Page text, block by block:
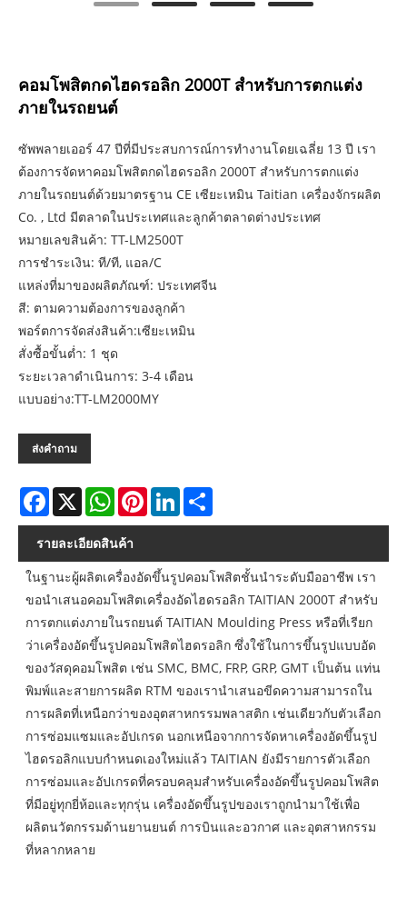
คอมโพสิตกดไฮดรอลิก 2000T สำหรับการตกแต่ง
ภายในรถยนต์
ซัพพลายเออร์ 47 ปีที่มีประสบการณ์การทำงานโดยเฉลี่ย 13 ปี เรา
ต้องการจัดหาคอมโพสิตกดไฮดรอลิก 2000T สำหรับการตกแต่ง
ภายในรถยนต์ด้วยมาตรฐาน CE เซียะเหมิน Taitian เครื่องจักรผลิต
Co. , Ltd มีตลาดในประเทศและลูกค้าตลาดต่างประเทศ
หมายเลขสินค้า: TT-LM2500T
การชำระเงิน: ที/ที, แอล/C
แหล่งที่มาของผลิตภัณฑ์: ประเทศจีน
สี: ตามความต้องการของลูกค้า
พอร์ตการจัดส่งสินค้า:เซียะเหมิน
สั่งซื้อขั้นต่ำ: 1 ชุด
ระยะเวลาดำเนินการ: 3-4 เดือน
แบบอย่าง:TT-LM2000MY
ส่งคำถาม
Facebook
X WhatsAppPinterestLinkedIn
รายละเอียดสินค้า
ในฐานะผู้ผลิตเครื่องอัดขึ้นรูปคอมโพสิตชั้นนำระดับมืออาชีพ เรา
ขอนำเสนอคอมโพสิตเครื่องอัดไฮดรอลิก TAITIAN 2000T สำหรับ
การตกแต่งภายในรถยนต์ TAITIAN Moulding Press หรือที่เรียก
ว่าเครื่องอัดขึ้นรูปคอมโพสิตไฮดรอลิก ซึ่งใช้ในการขึ้นรูปแบบอัด
ของวัสดุคอมโพสิต เช่น SMC, BMC, FRP, GRP, GMT เป็นต้น แท่น
พิมพ์และสายการผลิต RTM ของเรานำเสนอขีดความสามารถใน
การผลิตที่เหนือกว่าของอุตสาหกรรมพลาสติก เช่นเดียวกับตัวเลือก
การซ่อมแซมและอัปเกรด นอกเหนือจากการจัดหาเครื่องอัดขึ้นรูป
ไฮดรอลิกแบบกำหนดเองใหม่แล้ว TAITIAN ยังมีรายการตัวเลือก
การซ่อมและอัปเกรดที่ครอบคลุมสำหรับเครื่องอัดขึ้นรูปคอมโพสิต
ที่มีอยู่ทุกยี่ห้อและทุกรุ่น เครื่องอัดขึ้นรูปของเราถูกนำมาใช้เพื่อ
ผลิตนวัตกรรมด้านยานยนต์ การบินและอวกาศ และอุตสาหกรรม
ที่หลากหลาย